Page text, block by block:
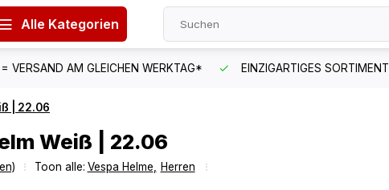
Alle Kategorien
VERSAND AM GLEICHEN WERKTAG* EINZIGARTIGES SORTIMENT
| 22.06
Weiß | 22.06
Toon alle: Vespa Helme Herren